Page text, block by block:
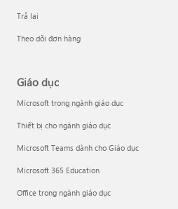
Trả lại
Theo dõi đơn hàng
Giáo dục
Microsoft trong ngành giáo dục
Thiết bị cho ngành giáo dục
Microsoft Teams dành cho Giáo dục
Microsoft 365 Education
Office trong ngành giáo dục